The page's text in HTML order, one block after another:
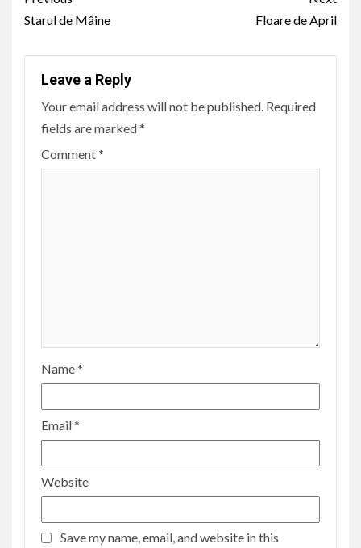
Reading
Starul de Mâine
Floare de April
Leave a Reply
Your email address will not be published. Required
fields are marked*
Comment*
Name*
Email*
Website
Save my name, email, and website in this